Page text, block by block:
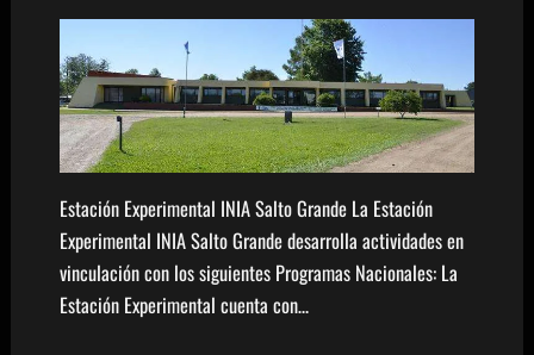
Estación Experimental INIA Salto Grande La Estación
Experimental INIA Salto Grande desarrolla actividades en
vinculación con los siguientes Programas Nacionales: La
Estación Experimental cuenta con…